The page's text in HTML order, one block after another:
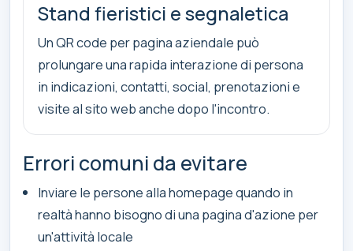
Stand fieristici e segnaletica
Un QR code per pagina aziendale può
prolungare una rapida interazione di persona
in indicazioni, contatti, social, prenotazioni e
visite al sito web anche dopo l'incontro.
Errori comuni da evitare
Inviare le persone alla homepage quando in
realtà hanno bisogno di una pagina d'azione per
un'attività locale